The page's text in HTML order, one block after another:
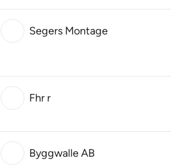
Segers Montage
Fhr r
Byggwalle AB